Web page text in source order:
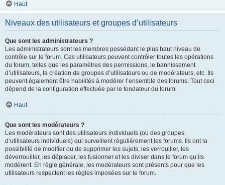
Haut
Niveaux des utilisateurs et groupes d’utilisateurs
Que sont les administrateurs ?
Les administrateurs sont les membres possédant le plus haut niveau de
contrôle sur le forum. Ces utilisateurs peuvent contrôler toutes les opérations
du forum, telles que les paramètres des permissions, le bannissement
d’utilisateurs, la création de groupes d’utilisateurs ou de modérateurs, etc. Ils
peuvent également être habilités à modérer l’ensemble des forums. Tout ceci
dépend de la configuration effectuée par le fondateur du forum.
Haut
Que sont les modérateurs ?
Les modérateurs sont des utilisateurs individuels (ou des groupes
d’utilisateurs individuels) qui surveillent régulièrement les forums. Ils ont la
possibilité de modifier ou de supprimer les sujets, les verrouiller, les
déverrouiller, les déplacer, les fusionner et les diviser dans le forum qu’ils
modèrent. En règle générale, les modérateurs sont présents pour que les
utilisateurs respectent les règles imposées sur le forum.